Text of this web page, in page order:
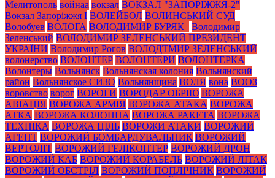
Мелитополь войнаа вокзал ВОКЗАЛ "ЗАПОРІЖЖЯ-2"
Вокзал Запоріжжя І ВОЛЕЙБОЛ ВОЛИНСЬКИЙ СУД
Волобуев ВОЛОГА ВОЛОДИМИР БУРЯК_
Володимир
Зеленський ВОЛОДИМИР ЗЕЛЕНСЬКИЙ ПРЕЗИДЕНТ
УКРАЇНИ Володимир Рогов ВОЛОДТМИР ЗЕЛЕНСЬКИЙ
волонерство ВОЛОНТЕР ВОЛОНТЕРИ ВОЛОНТЕРКА
Волонтеры Вольнянск Вольнянская колония Вольнянский
район Вольнянское СИЗО Вольнянщина ВОЛЯ вона ВООЗ
воровство ворог ВОРОГИ ВОРОДАР ОБРІЮ ВОРОЖА
АВІАЦІЯ ВОРОЖА АРМІЯ ВОРОЖА АТАКА ВОРОЖА
АТКА ВОРОЖА КОЛОННА ВОРОЖА РАКЕТА ВОРОЖА
ТЕХНІКА ВОРОЖА ЦІЛЬ ВОРОЖИ АТАКИ ВОРОЖИЙ
АГЕНТ ВОРОЖИЙ БОМБАРДУВАЛЬНИК ВОРОЖИЙ
ВЕРТОЛІТ ВОРОЖИЙ ГЕЛІКОПТЕР ВОРОЖИЙ ДРОН
ВОРОЖИЙ КАБ ВОРОЖИЙ КОРАБЕЛЬ ВОРОЖИЙ ЛІТАК
ВОРОЖИЙ ОБСТРІЛ ВОРОЖИЙ ПОПЛІЧНИК ВОРОЖИЙ